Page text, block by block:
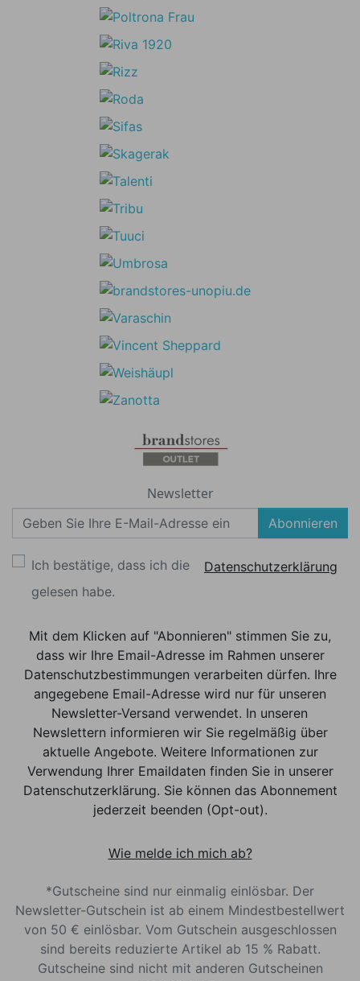
Newsletter
Abonnieren
Ich bestätige, dass ich die
Datenschutzerklärung
gelesen habe.
Mit dem Klicken auf "Abonnieren" stimmen Sie zu,
dass wir Ihre Email-Adresse im Rahmen unserer
Datenschutzbestimmungen verarbeiten dürfen. Ihre
angegebene Email-Adresse wird nur für unseren
Newsletter-Versand verwendet. In unseren
Newslettern informieren wir Sie regelmäßig über
aktuelle Angebote. Weitere Informationen zur
Verwendung Ihrer Emaildaten finden Sie in unserer
Datenschutzerklärung. Sie können das Abonnement
jederzeit beenden (Opt-out).
Wie melde ich mich ab?
*Gutscheine sind nur einmalig einlösbar. Der
Newsletter-Gutschein ist ab einem Mindestbestellwert
von 50 € einlösbar. Vom Gutschein ausgeschlossen
sind bereits reduzierte Artikel ab 15 % Rabatt.
Gutscheine sind nicht mit anderen Gutscheinen